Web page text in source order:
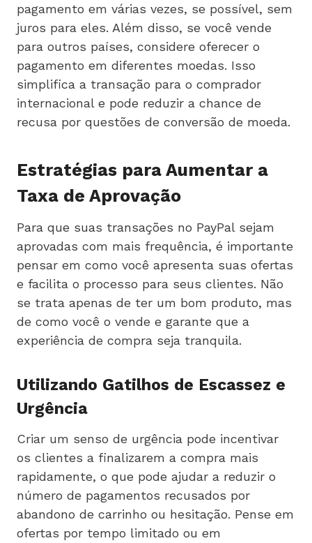
pagamento em várias vezes, se possível, sem
juros para eles. Além disso, se você vende
para outros países, considere oferecer o
pagamento em diferentes moedas. Isso
simplifica a transação para o comprador
internacional e pode reduzir a chance de
recusa por questões de conversão de moeda.
Estratégias para Aumentar a
Taxa de Aprovação
Para que suas transações no PayPal sejam
aprovadas com mais frequência, é importante
pensar em como você apresenta suas ofertas
e facilita o processo para seus clientes. Não
se trata apenas de ter um bom produto, mas
de como você o vende e garante que a
experiência de compra seja tranquila.
Utilizando Gatilhos de Escassez e
Urgência
Criar um senso de urgência pode incentivar
os clientes a finalizarem a compra mais
rapidamente, o que pode ajudar a reduzir o
número de pagamentos recusados por
abandono de carrinho ou hesitação. Pense em
ofertas por tempo limitado ou em